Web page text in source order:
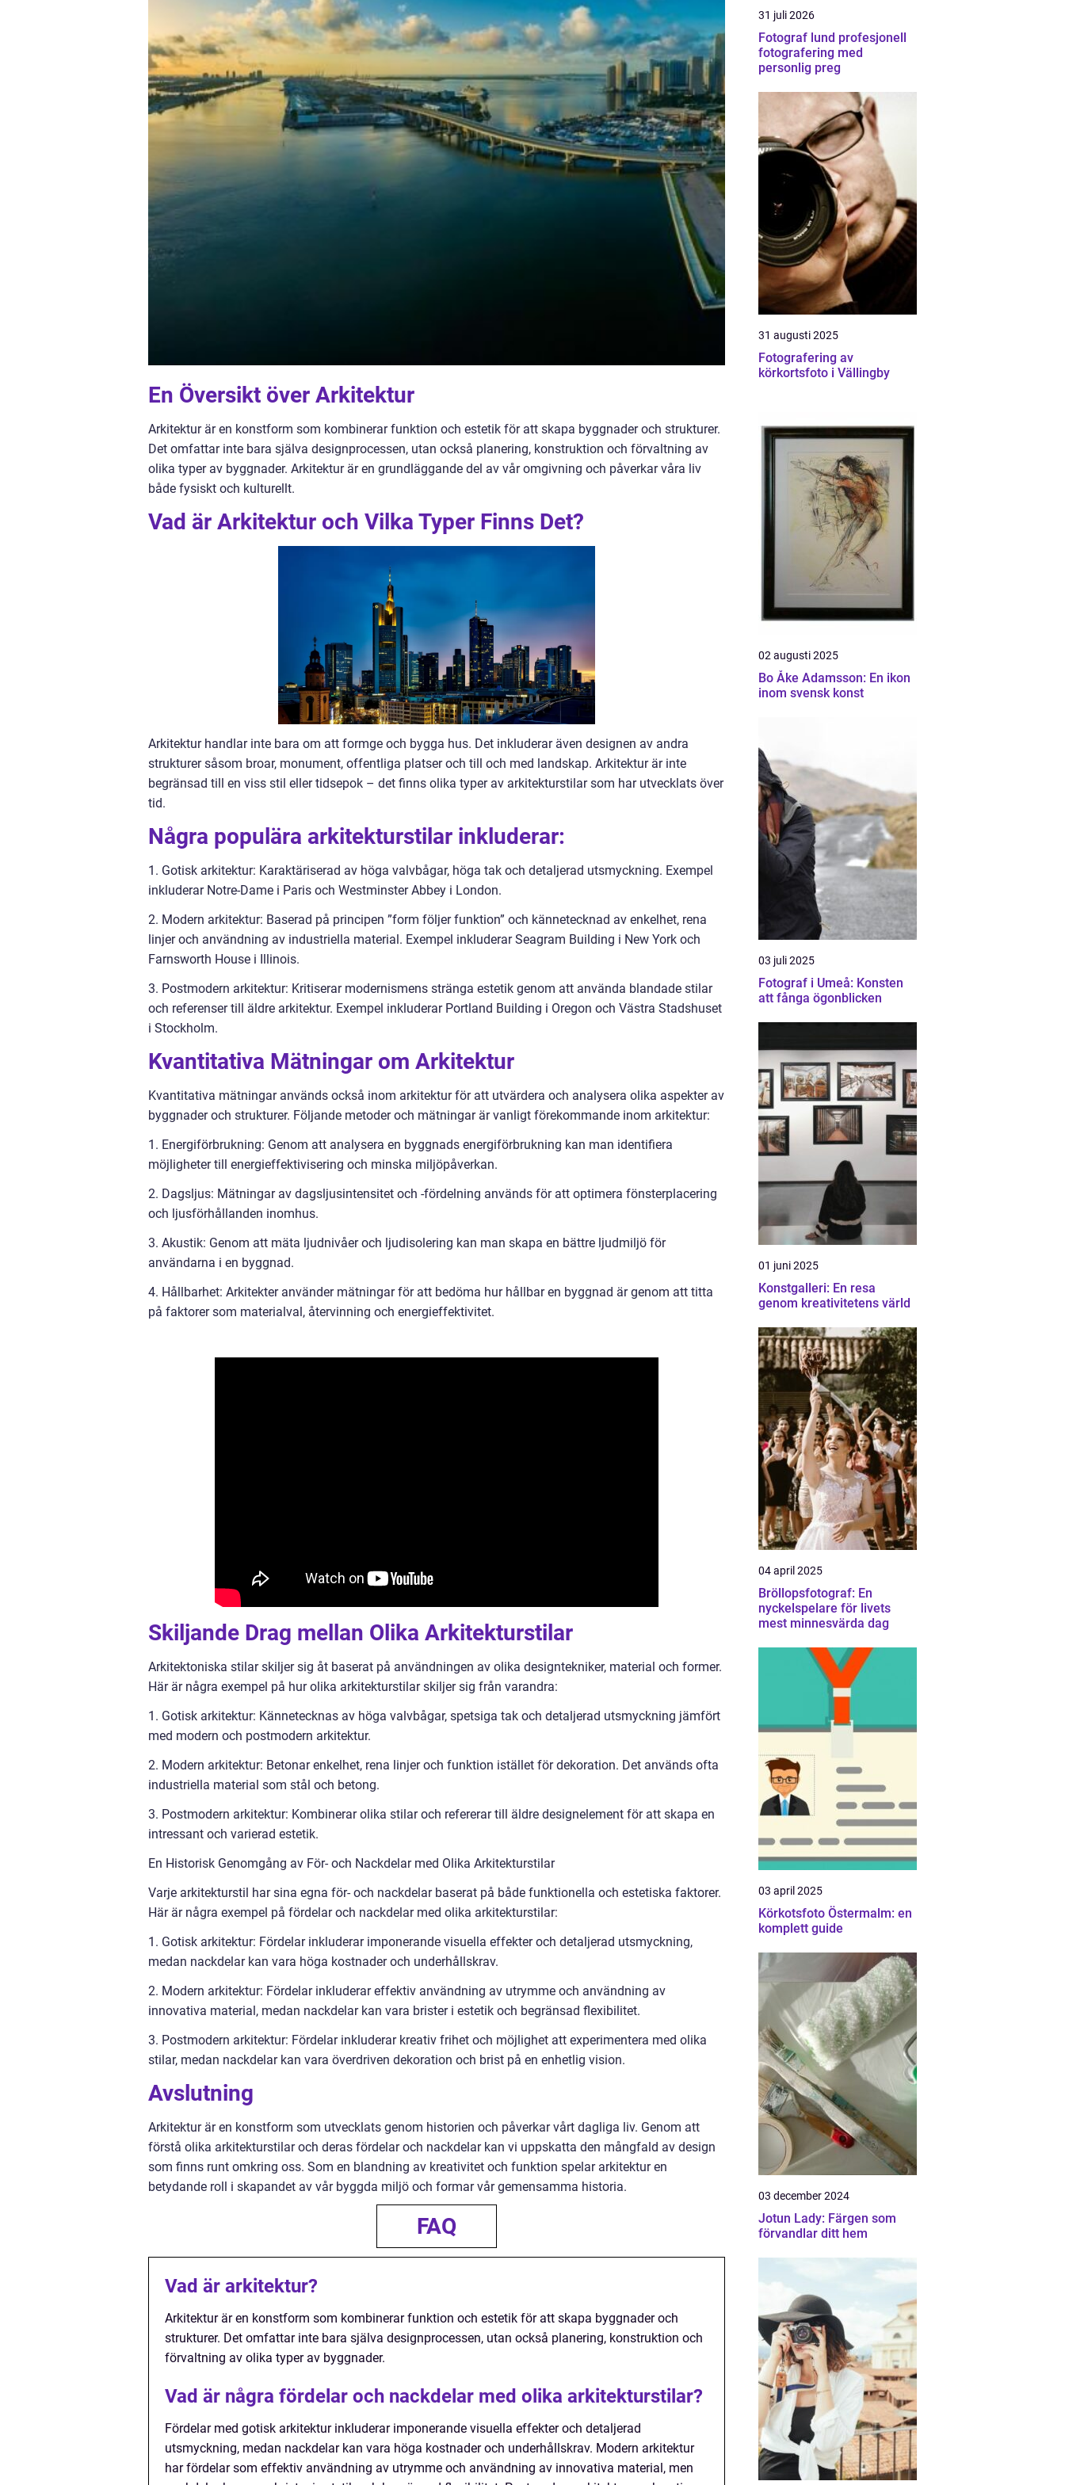
En Översikt över Arkitektur
Arkitektur är en konstform som kombinerar funktion och estetik för att skapa byggnader och strukturer.
Det omfattar inte bara själva designprocessen, utan också planering, konstruktion och förvaltning av
olika typer av byggnader. Arkitektur är en grundläggande del av vår omgivning och påverkar våra liv
både fysiskt och kulturellt.
Vad är Arkitektur och Vilka Typer Finns Det?
Arkitektur handlar inte bara om att formge och bygga hus. Det inkluderar även designen av andra
strukturer såsom broar, monument, offentliga platser och till och med landskap. Arkitektur är inte
begränsad till en viss stil eller tidsepok – det finns olika typer av arkitekturstilar som har utvecklats över
tid.
Några populära arkitekturstilar inkluderar:
1. Gotisk arkitektur: Karaktäriserad av höga valvbågar, höga tak och detaljerad utsmyckning. Exempel
inkluderar Notre-Dame i Paris och Westminster Abbey i London.
2. Modern arkitektur: Baserad på principen ”form följer funktion” och kännetecknad av enkelhet, rena
linjer och användning av industriella material. Exempel inkluderar Seagram Building i New York och
Farnsworth House i Illinois.
3. Postmodern arkitektur: Kritiserar modernismens stränga estetik genom att använda blandade stilar
och referenser till äldre arkitektur. Exempel inkluderar Portland Building i Oregon och Västra Stadshuset
i Stockholm.
Kvantitativa Mätningar om Arkitektur
Kvantitativa mätningar används också inom arkitektur för att utvärdera och analysera olika aspekter av
byggnader och strukturer. Följande metoder och mätningar är vanligt förekommande inom arkitektur:
1. Energiförbrukning: Genom att analysera en byggnads energiförbrukning kan man identifiera
möjligheter till energieffektivisering och minska miljöpåverkan.
2. Dagsljus: Mätningar av dagsljusintensitet och -fördelning används för att optimera fönsterplacering
och ljusförhållanden inomhus.
3. Akustik: Genom att mäta ljudnivåer och ljudisolering kan man skapa en bättre ljudmiljö för
användarna i en byggnad.
4. Hållbarhet: Arkitekter använder mätningar för att bedöma hur hållbar en byggnad är genom att titta
på faktorer som materialval, återvinning och energieffektivitet.
Skiljande Drag mellan Olika Arkitekturstilar
Arkitektoniska stilar skiljer sig åt baserat på användningen av olika designtekniker, material och former.
Här är några exempel på hur olika arkitekturstilar skiljer sig från varandra:
1. Gotisk arkitektur: Kännetecknas av höga valvbågar, spetsiga tak och detaljerad utsmyckning jämfört
med modern och postmodern arkitektur.
2. Modern arkitektur: Betonar enkelhet, rena linjer och funktion istället för dekoration. Det används ofta
industriella material som stål och betong.
3. Postmodern arkitektur: Kombinerar olika stilar och refererar till äldre designelement för att skapa en
intressant och varierad estetik.
En Historisk Genomgång av För- och Nackdelar med Olika Arkitekturstilar
Varje arkitekturstil har sina egna för- och nackdelar baserat på både funktionella och estetiska faktorer.
Här är några exempel på fördelar och nackdelar med olika arkitekturstilar:
1. Gotisk arkitektur: Fördelar inkluderar imponerande visuella effekter och detaljerad utsmyckning,
medan nackdelar kan vara höga kostnader och underhållskrav.
2. Modern arkitektur: Fördelar inkluderar effektiv användning av utrymme och användning av
innovativa material, medan nackdelar kan vara brister i estetik och begränsad flexibilitet.
3. Postmodern arkitektur: Fördelar inkluderar kreativ frihet och möjlighet att experimentera med olika
stilar, medan nackdelar kan vara överdriven dekoration och brist på en enhetlig vision.
Avslutning
Arkitektur är en konstform som utvecklats genom historien och påverkar vårt dagliga liv. Genom att
förstå olika arkitekturstilar och deras fördelar och nackdelar kan vi uppskatta den mångfald av design
som finns runt omkring oss. Som en blandning av kreativitet och funktion spelar arkitektur en
betydande roll i skapandet av vår byggda miljö och formar vår gemensamma historia.
FAQ
Vad är arkitektur?
Arkitektur är en konstform som kombinerar funktion och estetik för att skapa byggnader och
strukturer. Det omfattar inte bara själva designprocessen, utan också planering, konstruktion och
förvaltning av olika typer av byggnader.
Vad är några fördelar och nackdelar med olika arkitekturstilar?
Fördelar med gotisk arkitektur inkluderar imponerande visuella effekter och detaljerad
utsmyckning, medan nackdelar kan vara höga kostnader och underhållskrav. Modern arkitektur
har fördelar som effektiv användning av utrymme och användning av innovativa material, men
31 juli 2026
Fotograf lund profesjonell
fotografering med
personlig preg
31 augusti 2025
Fotografering av
körkortsfoto i Vällingby
02 augusti 2025
Bo Åke Adamsson: En ikon
inom svensk konst
03 juli 2025
Fotograf i Umeå: Konsten
att fånga ögonblicken
01 juni 2025
Konstgalleri: En resa
genom kreativitetens värld
04 april 2025
Bröllopsfotograf: En
nyckelspelare för livets
mest minnesvärda dag
03 april 2025
Körkotsfoto Östermalm: en
komplett guide
03 december 2024
Jotun Lady: Färgen som
förvandlar ditt hem